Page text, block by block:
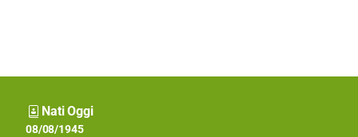
Nati Oggi
08/08/1937
08/08/1945